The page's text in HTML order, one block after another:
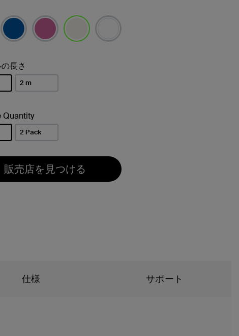
長さ
2 m
Quantity
2 Pack
販売店を見つける
仕様 サポート